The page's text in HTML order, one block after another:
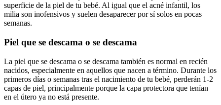
superficie de la piel de tu bebé. Al igual que el acné infantil, los
milia son inofensivos y suelen desaparecer por sí solos en pocas
semanas.
Piel que se descama o se descama
La piel que se descama o se descama también es normal en recién
nacidos, especialmente en aquellos que nacen a término. Durante los
primeros días o semanas tras el nacimiento de tu bebé, perderán 1-2
capas de piel, principalmente porque la capa protectora que tenían
en el útero ya no está presente.